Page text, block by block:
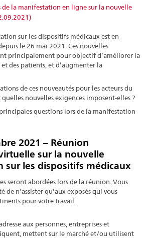
de la manifestation en ligne sur la nouvelle
sur les dispositifs médicaux est en
le 26 mai 2021. Ces nouvelles
principalement pour objectif d’améliorer la
des patients, et d’augmenter la
de ces nouveautés pour les acteurs du
quelles nouvelles exigences imposent-elles ?
questions lors de la manifestation
2021 – Réunion
sur la nouvelle
sur les dispositifs médicaux
seront abordées lors de la réunion. Vous
de n’assister qu’aux exposés qui vous
pour votre travail.
aux personnes, entreprises et
mettent sur le marché et/ou utilisent